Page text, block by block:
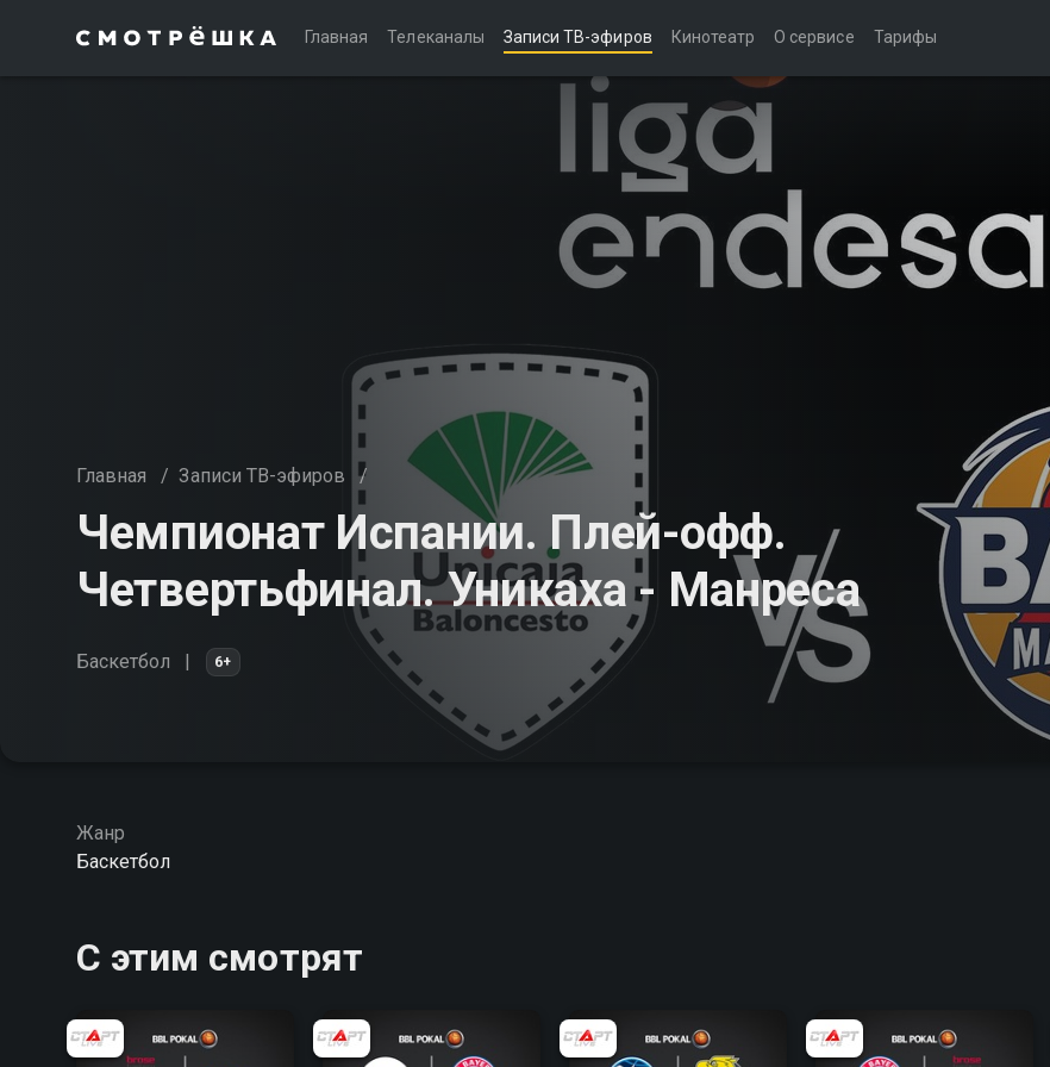
Главная Телеканалы Записи ТВ-эфиров Кинотеатр О сервисе Тарифы
Главная / Записи ТВ-эфиров /
Чемпионат Испании. Плей-офф.
Четвертьфинал. Уникаха - Манреса
Баскетбол 6+
Жанр
Баскетбол
С этим смотрят